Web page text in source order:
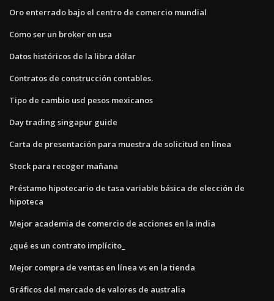
Oro enterrado bajo el centro de comercio mundial
Como ser un broker en usa
Datos históricos de la libra dólar
Contratos de construcción contables.
Tipo de cambio usd pesos mexicanos
Day trading singapur guide
Carta de presentación para muestra de solicitud en línea
Stock para recoger mañana
Préstamo hipotecario de tasa variable básica de elección de
hipoteca
Mejor academia de comercio de acciones en la india
¿qué es un contrato implícito_
Mejor compra de ventas en línea vs en la tienda
Gráficos del mercado de valores de australia